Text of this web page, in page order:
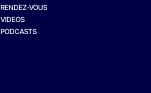
RENDEZ-VOUS
VIDEOS
PODCASTS